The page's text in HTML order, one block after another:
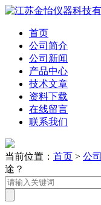
首页
公司简介
公司新闻
产品中心
技术文章
资料下载
在线留言
联系我们
当前位置： 首页 > 公
途？